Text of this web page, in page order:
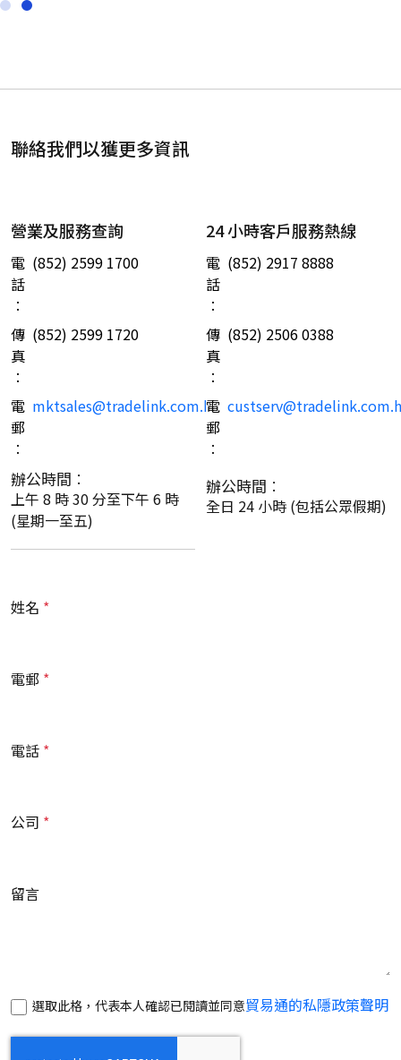
聯絡我們以獲更多資訊
營業及服務查詢
電
話
︰
(852) 2599 1700
傳
真
︰
(852) 2599 1720
電
郵
︰
mktsales@tradelink.com.hk
辦公時間︰
上午 8 時 30 分至下午 6 時
(星期一至五)
24 小時客戶服務熱線
電
話
︰
(852) 2917 8888
傳
真
︰
(852) 2506 0388
電
郵
︰
辦公時間︰
全日 24 小時 (包括公眾假期)
姓名
電郵
電話
公司
留言
選取此格，代表本人確認已閱讀並同意貿易通的私隱政策聲明